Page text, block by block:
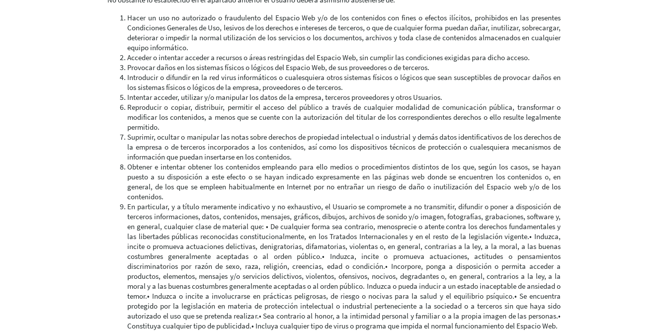
Hacer un uso no autorizado o fraudulento del Espacio Web y/o de los contenidos con fines o efectos ilícitos, prohibidos en las presentes
Condiciones Generales de Uso, lesivos de los derechos e intereses de terceros, o que de cualquier forma puedan dañar, inutilizar, sobrecargar,
deteriorar o impedir la normal utilización de los servicios o los documentos, archivos y toda clase de contenidos almacenados en cualquier
equipo informático.
Acceder o intentar acceder a recursos o áreas restringidas del Espacio Web, sin cumplir las condiciones exigidas para dicho acceso.
Provocar daños en los sistemas físicos o lógicos del Espacio Web, de sus proveedores o de terceros.
Introducir o difundir en la red virus informáticos o cualesquiera otros sistemas físicos o lógicos que sean susceptibles de provocar daños en
los sistemas físicos o lógicos de la empresa, proveedores o de terceros.
Intentar acceder, utilizar y/o manipular los datos de la empresa, terceros proveedores y otros Usuarios.
Reproducir o copiar, distribuir, permitir el acceso del público a través de cualquier modalidad de comunicación pública, transformar o
modificar los contenidos, a menos que se cuente con la autorización del titular de los correspondientes derechos o ello resulte legalmente
permitido.
Suprimir, ocultar o manipular las notas sobre derechos de propiedad intelectual o industrial y demás datos identificativos de los derechos de
la empresa o de terceros incorporados a los contenidos, así como los dispositivos técnicos de protección o cualesquiera mecanismos de
información que puedan insertarse en los contenidos.
Obtener e intentar obtener los contenidos empleando para ello medios o procedimientos distintos de los que, según los casos, se hayan
puesto a su disposición a este efecto o se hayan indicado expresamente en las páginas web donde se encuentren los contenidos o, en
general, de los que se empleen habitualmente en Internet por no entrañar un riesgo de daño o inutilización del Espacio web y/o de los
contenidos.
En particular, y a título meramente indicativo y no exhaustivo, el Usuario se compromete a no transmitir, difundir o poner a disposición de
terceros informaciones, datos, contenidos, mensajes, gráficos, dibujos, archivos de sonido y/o imagen, fotografías, grabaciones, software y,
en general, cualquier clase de material que: • De cualquier forma sea contrario, menosprecie o atente contra los derechos fundamentales y
las libertades públicas reconocidas constitucionalmente, en los Tratados Internacionales y en el resto de la legislación vigente.• Induzca,
incite o promueva actuaciones delictivas, denigratorias, difamatorias, violentas o, en general, contrarias a la ley, a la moral, a las buenas
costumbres generalmente aceptadas o al orden público.• Induzca, incite o promueva actuaciones, actitudes o pensamientos
discriminatorios por razón de sexo, raza, religión, creencias, edad o condición.• Incorpore, ponga a disposición o permita acceder a
productos, elementos, mensajes y/o servicios delictivos, violentos, ofensivos, nocivos, degradantes o, en general, contrarios a la ley, a la
moral y a las buenas costumbres generalmente aceptadas o al orden público. Induzca o pueda inducir a un estado inaceptable de ansiedad o
temor.• Induzca o incite a involucrarse en prácticas peligrosas, de riesgo o nocivas para la salud y el equilibrio psíquico.• Se encuentra
protegido por la legislación en materia de protección intelectual o industrial perteneciente a la sociedad o a terceros sin que haya sido
autorizado el uso que se pretenda realizar.• Sea contrario al honor, a la intimidad personal y familiar o a la propia imagen de las personas.•
Constituya cualquier tipo de publicidad.• Incluya cualquier tipo de virus o programa que impida el normal funcionamiento del Espacio Web.